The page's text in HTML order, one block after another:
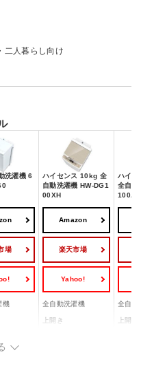
二人暮らし向け
洗濯機 6
ハイセンス 10kg 全
自動洗濯機 HW-DG1
00XH
ハイ
全自動
100A
場
Amazon
楽天市場
Yahoo!
機 全自動洗濯機 全自動
上開き 上開き